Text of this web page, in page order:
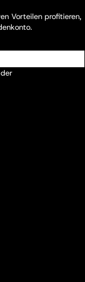
Vorteilen profitieren,